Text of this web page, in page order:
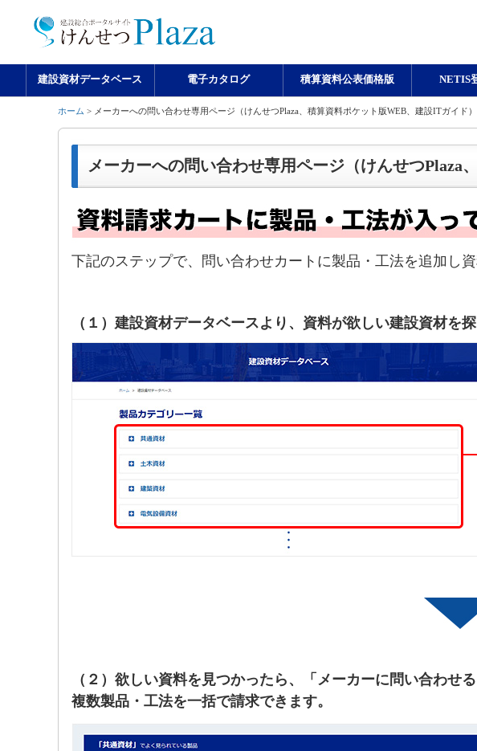
建設資材データベース 電子カタログ 積算資料公表価格版 NETIS
ホーム > メーカーへの問い合わせ専用ページ（けんせつPlaza、積算資料ポケット版WEB、建設ITガイド）
メーカーへの問い合わせ専用ページ（けんせつPlaza
下記のステップで、問い合わせカートに製品・工法を追加し資
（１）建設資材データベースより、資料が欲しい建設資材を探
（２）欲しい資料を見つかったら、「メーカーに問い合わせる
複数製品・工法を一括で請求できます。